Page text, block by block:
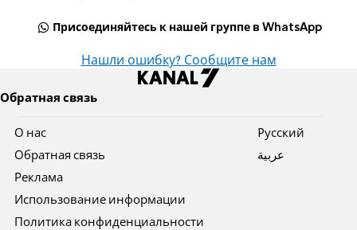
Присоединяйтесь к нашей группе в WhatsApp
Нашли ошибку? Сообщите нам
Обратная связь
О нас
Обратная связь
Реклама
Использование информации
Политика конфиденциальности
Pусский
عربية